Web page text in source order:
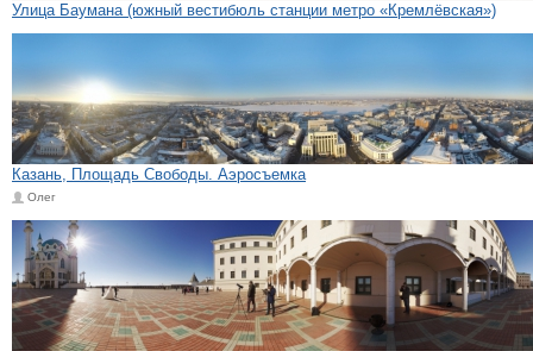
Улица Баумана (южный вестибюль станции метро «Кремлёвская»)
Казань, Площадь Свободы. Аэросъемка
Олег